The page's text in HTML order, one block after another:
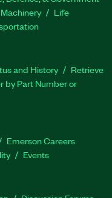
Life
and History
Retrieve
by Part Number or
Emerson Careers
Events